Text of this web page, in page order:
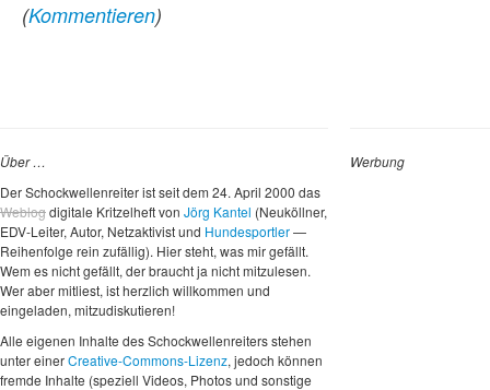
(Kommentieren)
Über …
Der Schockwellenreiter ist seit dem 24. April 2000 das
Weblogdigitale Kritzelheft von Jörg Kantel (Neuköllner,
EDV-Leiter, Autor, Netzaktivist und Hundesportler—
Reihenfolge rein zufällig). Hier steht, was mir gefällt.
Wem es nicht gefällt, der braucht ja nicht mitzulesen.
Wer aber mitliest, ist herzlich willkommen und
eingeladen, mitzudiskutieren!
Alle eigenen Inhalte des Schockwellenreiters stehen
unter einerCreative-Commons-Lizenz, jedoch können
fremde Inhalte (speziell Videos, Photos und sonstige
Werbung